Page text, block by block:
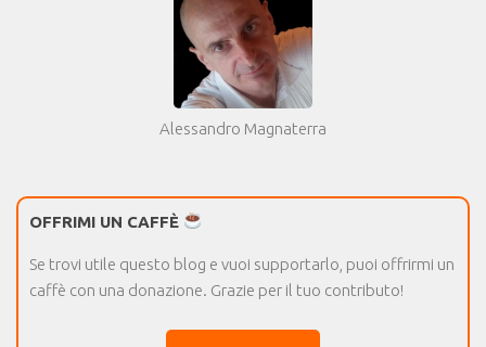
Alessandro Magnaterra
OFFRIMI UN CAFFÈ
Se trovi utile questo blog e vuoi supportarlo, puoi offrirmi un
caffè con una donazione. Grazie per il tuo contributo!